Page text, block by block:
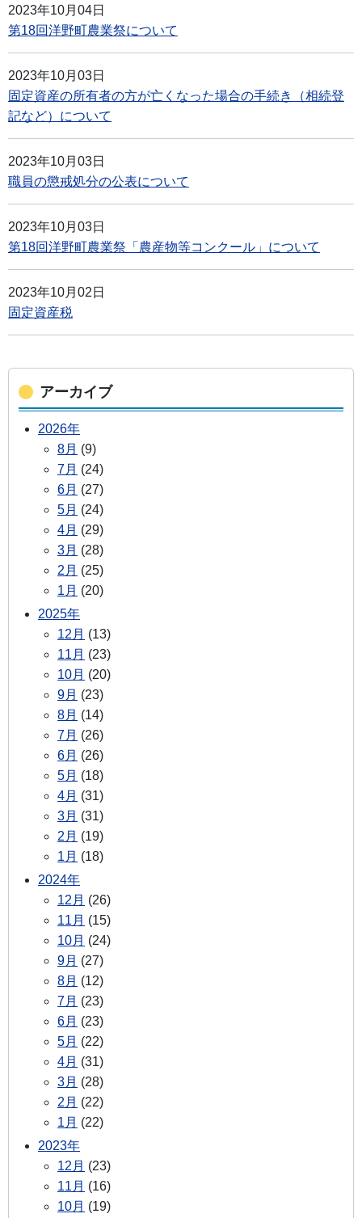
2023年10月04日
第18回洋野町農業祭について
2023年10月03日
固定資産の所有者の方が亡くなった場合の手続き（相続登
記など）について
2023年10月03日
職員の懲戒処分の公表について
2023年10月03日
第18回洋野町農業祭「農産物等コンクール」について
2023年10月02日
固定資産税
アーカイブ
2026年
8月 (9)
7月 (24)
6月 (27)
5月 (24)
4月 (29)
3月 (28)
2月 (25)
1月 (20)
2025年
12月 (13)
11月 (23)
10月 (20)
9月 (23)
8月 (14)
7月 (26)
6月 (26)
5月 (18)
4月 (31)
3月 (31)
2月 (19)
1月 (18)
2024年
12月 (26)
11月 (15)
10月 (24)
9月 (27)
8月 (12)
7月 (23)
6月 (23)
5月 (22)
4月 (31)
3月 (28)
2月 (22)
1月 (22)
2023年
12月 (23)
11月 (16)
10月 (19)